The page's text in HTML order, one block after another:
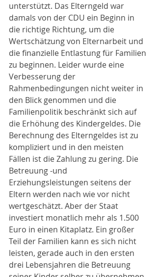
unterstützt. Das Elterngeld war
damals von der CDU ein Beginn in
die richtige Richtung, um die
Wertschätzung von Elternarbeit und
die finanzielle Entlastung für Familien
zu beginnen. Leider wurde eine
Verbesserung der
Rahmenbedingungen nicht weiter in
den Blick genommen und die
Familienpolitik beschränkt sich auf
die Erhöhung des Kindergeldes. Die
Berechnung des Elterngeldes ist zu
kompliziert und in den meisten
Fällen ist die Zahlung zu gering. Die
Betreuung -und
Erziehungsleistungen seitens der
Eltern werden nach wie vor nicht
wertgeschätzt. Aber der Staat
investiert monatlich mehr als 1.500
Euro in einen Kitaplatz. Ein großer
Teil der Familien kann es sich nicht
leisten, gerade auch in den ersten
drei Lebensjahren die Betreuung